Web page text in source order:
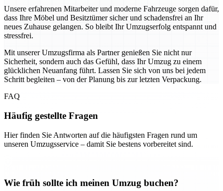
Unsere erfahrenen Mitarbeiter und moderne Fahrzeuge sorgen dafür,
dass Ihre Möbel und Besitztümer sicher und schadensfrei an Ihr
neues Zuhause gelangen. So bleibt Ihr Umzugserfolg entspannt und
stressfrei.
Mit unserer Umzugsfirma als Partner genießen Sie nicht nur
Sicherheit, sondern auch das Gefühl, dass Ihr Umzug zu einem
glücklichen Neuanfang führt. Lassen Sie sich von uns bei jedem
Schritt begleiten – von der Planung bis zur letzten Verpackung.
FAQ
Häufig gestellte Fragen
Hier finden Sie Antworten auf die häufigsten Fragen rund um
unseren Umzugsservice – damit Sie bestens vorbereitet sind.
Wie früh sollte ich meinen Umzug buchen?